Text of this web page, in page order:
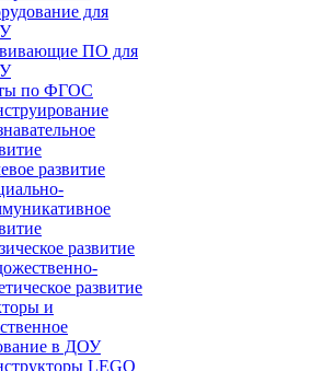
для
ПО для
по ФГОС
развитие
развитие
развитие
и
в ДОУ
LEGO